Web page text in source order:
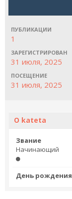
ПУБЛИКАЦИИ
1
ЗАРЕГИСТРИРОВАН
31 июля, 2025
ПОСЕЩЕНИЕ
31 июля, 2025
О kateta
Звание
Начинающий
День рождения